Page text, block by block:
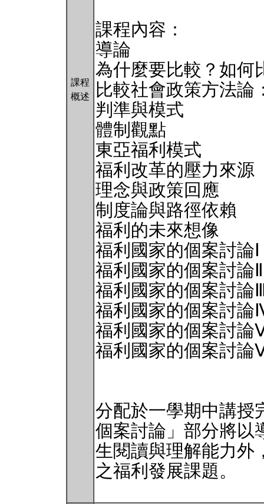
課程
概述
課程內容：
導論
為什麼要比較？如何
比較社會政策方法論
判準與模式
體制觀點
東亞福利模式
福利改革的壓力來源
理念與政策回應
制度論與路徑依賴
福利的未來想像
福利國家的個案討論
福利國家的個案討論
福利國家的個案討論
福利國家的個案討
福利國家的個案討論
福利國家的個案討
分配於一學期中講授
個案討論」部分將以
生閱讀與理解能力外
之福利發展課題。